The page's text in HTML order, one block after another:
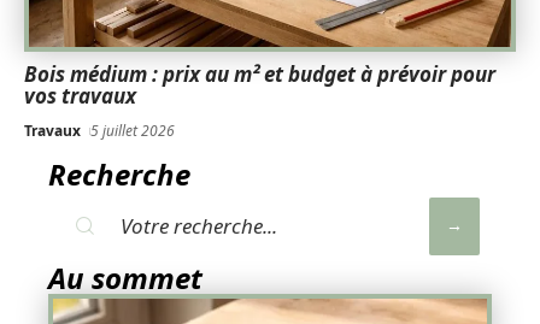
Bois médium : prix au m² et budget à prévoir pour
vos travaux
Travaux 5 juillet 2026
Recherche
Au sommet